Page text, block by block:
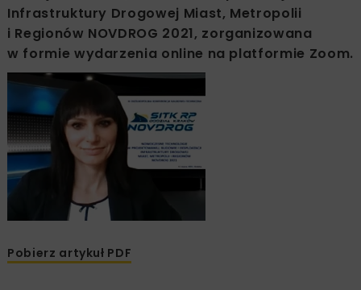
Infrastruktury Drogowej Miast, Metropolii
i Regionów NOVDROG 2021, zorganizowana
w formie wydarzenia online na platformie Zoom.
Pobierz artykuł PDF